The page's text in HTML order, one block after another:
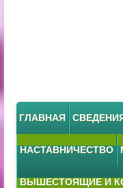
ГЛАВНАЯ
НАСТАВНИЧЕСТВО
ВЫШЕСТОЯЩИЕ И